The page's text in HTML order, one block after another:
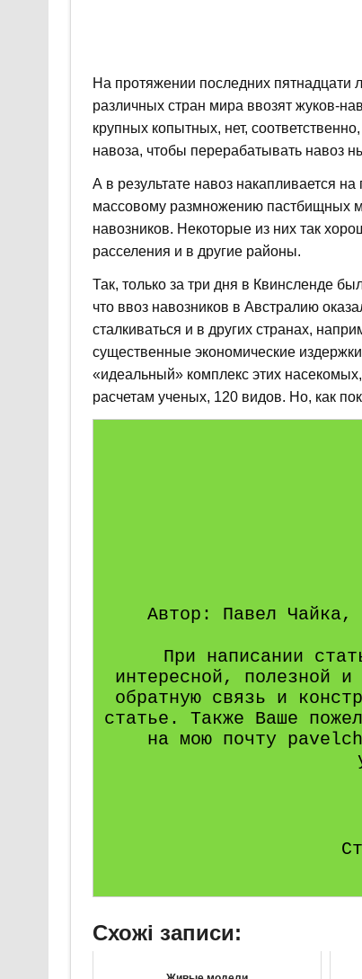
На протяжении последних пятнадцати
различных стран мира ввозят жуков-
крупных копытных, нет,
навоза, чтобы перерабатывать навоз
А в результате навоз накапливается
массовому размножению пастбищных
навозников. Некоторые из них так
расселения и в другие районы.
Так, только за три дня в Квинсленде
что ввоз навозников в Австралию
сталкиваться и в других странах,
существенные экономические
«идеальный» комплекс этих
расчетам ученых, 120 видов. Но, как
Автор: Павел Чайка,
При написании
интересной, полезной
обратную связь и
статье. Также Ваше
на мою почту
Схожі записи: